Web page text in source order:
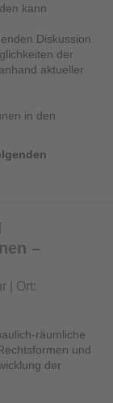
kann.
Diskussion
der
aktueller
in den
–
| Ort:
räumliche
und
der